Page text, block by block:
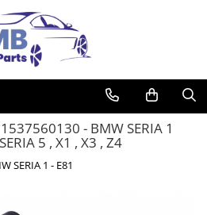
- BMW SERIA 1
5 , X1 , X3 , Z4
SERIA 1 - E81